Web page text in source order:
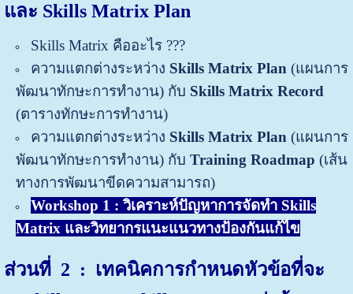
และ Skills Matrix Plan
Skills Matrix คืออะไร ???
ความแตกต่างระหว่าง Skills Matrix Plan (แผนการ
พัฒนาทักษะการทำงาน) กับ Skills Matrix Record
(ตารางทักษะการทำงาน)
ความแตกต่างระหว่าง Skills Matrix Plan (แผนการ
พัฒนาทักษะการทำงาน) กับ Training Roadmap (เส้น
ทางการพัฒนาขีดความสามารถ)
Workshop 1 : วิเคราะห์ปัญหาการจัดทำ Skills
Matrix และวิทยากรแนะแนวทางป้องกันแก้ไข
ส่วนที่ 2 : เทคนิคการกำหนดหัวข้อที่จะ